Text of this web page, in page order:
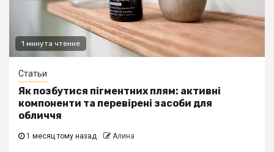
1 минута чтение
Статьи
Як позбутися пігментних плям: активні
компоненти та перевірені засоби для
обличчя
1 месяц тому назад Алина